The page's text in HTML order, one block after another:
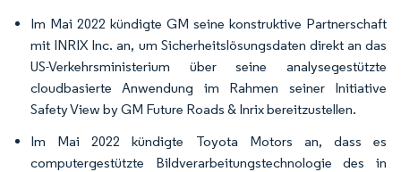
Im Mai 2022 kündigte GM seine konstruktive Partnerschaft
mit INRIX Inc. an, um Sicherheitslösungsdaten direkt an das
US-Verkehrsministerium über seine analysegestützte
cloudbasierte Anwendung im Rahmen seiner Initiative
Safety View by GM Future Roads & Inrix bereitzustellen.
Im Mai 2022 kündigte Toyota Motors an, dass es
computergestützte Bildverarbeitungstechnologie des in